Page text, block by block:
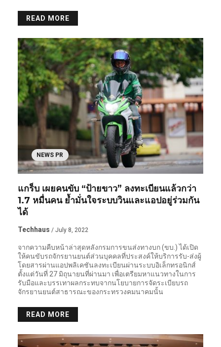
READ MORE
NEWS PR
แกร็บ เผยคนขับ “ป้ายขาว” ลงทะเบียนแล้วกว่า
1.7 หมื่นคน ย้ำมั่นใจระบบวินและแอปอยู่ร่วมกัน
ได้
Techhaus / July 8, 2022
จากความคืบหน้าล่าสุดหลังกรมการขนส่งทางบก (ขบ.) ได้เปิด
ให้คนขับรถจักรยานยนต์ส่วนบุคคลที่ประสงค์ให้บริการรับ-ส่งผู้
โดยสารผ่านแอปพลิเคชันลงทะเบียนผ่านระบบอิเล็กทรอนิกส์
ตั้งแต่วันที่ 27 มิถุนายนที่ผ่านมา เพื่อเตรียมหาแนวทางในการ
รับมือและบรรเทาผลกระทบจากนโยบายการจัดระเบียบรถ
จักรยานยนต์สาธารณะของกระทรวงคมนาคมนั้น
READ MORE